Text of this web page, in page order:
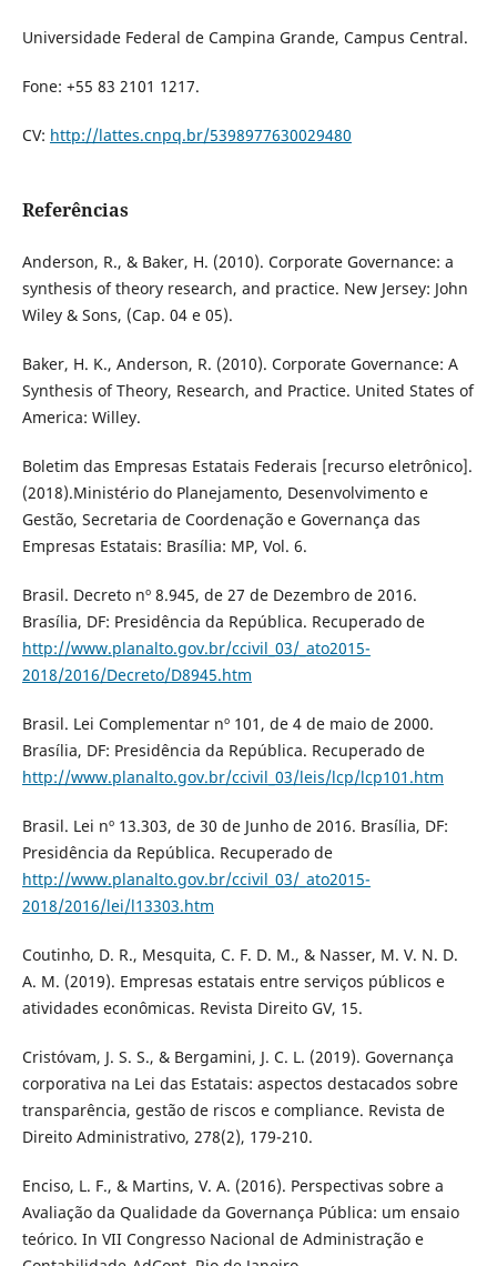
Universidade Federal de Campina Grande, Campus Central.
Fone: +55 83 2101 1217.
CV: http://lattes.cnpq.br/5398977630029480
Referências
Anderson, R., & Baker, H. (2010). Corporate Governance: a
synthesis of theory research, and practice. New Jersey: John
Wiley & Sons, (Cap. 04 e 05).
Baker, H. K., Anderson, R. (2010). Corporate Governance: A
Synthesis of Theory, Research, and Practice. United States of
America: Willey.
Boletim das Empresas Estatais Federais [recurso eletrônico].
(2018).Ministério do Planejamento, Desenvolvimento e
Gestão, Secretaria de Coordenação e Governança das
Empresas Estatais: Brasília: MP, Vol. 6.
Brasil. Decreto nº 8.945, de 27 de Dezembro de 2016.
Brasília, DF: Presidência da República. Recuperado de
http://www.planalto.gov.br/ccivil_03/_ato2015-
2018/2016/Decreto/D8945.htm
Brasil. Lei Complementar nº 101, de 4 de maio de 2000.
Brasília, DF: Presidência da República. Recuperado de
http://www.planalto.gov.br/ccivil_03/leis/lcp/lcp101.htm
Brasil. Lei nº 13.303, de 30 de Junho de 2016. Brasília, DF:
Presidência da República. Recuperado de
http://www.planalto.gov.br/ccivil_03/_ato2015-
2018/2016/lei/l13303.htm
Coutinho, D. R., Mesquita, C. F. D. M., & Nasser, M. V. N. D.
A. M. (2019). Empresas estatais entre serviços públicos e
atividades econômicas. Revista Direito GV, 15.
Cristóvam, J. S. S., & Bergamini, J. C. L. (2019). Governança
corporativa na Lei das Estatais: aspectos destacados sobre
transparência, gestão de riscos e compliance. Revista de
Direito Administrativo, 278(2), 179-210.
Enciso, L. F., & Martins, V. A. (2016). Perspectivas sobre a
Avaliação da Qualidade da Governança Pública: um ensaio
teórico. In VII Congresso Nacional de Administração e